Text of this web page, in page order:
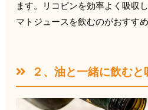
ます。
リコピンを効率よく吸収
マトジュースを飲むのがおすすめ
２、油と一緒に飲むと